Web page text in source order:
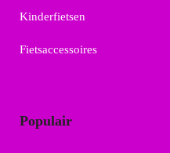
Kinderfietsen
Fietsaccessoires
Populair